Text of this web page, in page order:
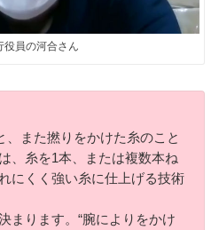
役員の河合さん
、また撚りをかけた糸のこと
、糸を1本、または複数本ね
にくく強い糸に仕上げる技術
まります。“腕によりをかけ